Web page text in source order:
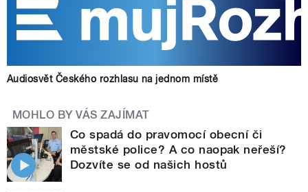
Audiosvět Českého rozhlasu na jednom místě
MOHLO BY VÁS ZAJÍMAT
Co spadá do pravomocí obecní či
městské police? A co naopak neřeší?
Dozvíte se od našich hostů